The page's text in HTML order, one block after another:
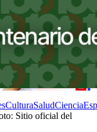
CulturaSaludCiencia
Sitio oficial del